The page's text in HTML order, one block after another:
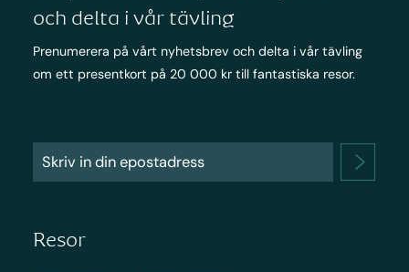
och delta i vår tävling
Prenumerera på vårt nyhetsbrev och delta i vår tävling
om ett presentkort på 20 000 kr till fantastiska resor.
Resor